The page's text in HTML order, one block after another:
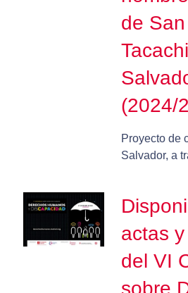
de
(2024/
Proyecto de
Salvador, a
actas
del VI
sobre